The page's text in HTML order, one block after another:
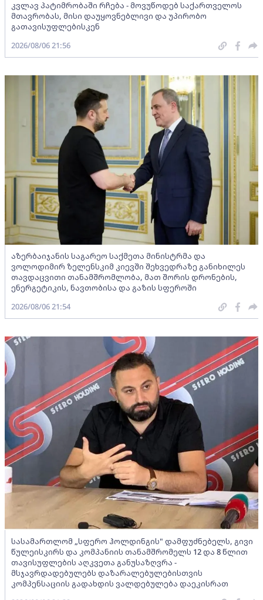
კვლავ პატიმრობაში რჩება - მოვუწოდებ საქართველოს
მთავრობას, მისი დაუყოვნებლივი და უპირობო
გათავისუფლებისკენ
2026/08/06 21:56
აზერბაიჯანის საგარეო საქმეთა მინისტრმა და
ვოლოდიმირ ზელენსკიმ კიევში შეხვედრაზე განიხილეს
თავდაცვითი თანამშრომლობა, მათ შორის დრონების,
ენერგეტიკის, ნავთობისა და გაზის სფეროში
2026/08/06 21:54
სასამართლომ „სფერო ჰოლდინგის" დამფუძნებელს, გივი
წულეისკირს და კომპანიის თანამშრომელს 12 და 8 წლით
თავისუფლების აღკვეთა განუსაზღვრა -
მსჯავრდადებულებს დაზარალებულებისთვის
კომპენსაციის გადახდის ვალდებულება დაეკისრათ